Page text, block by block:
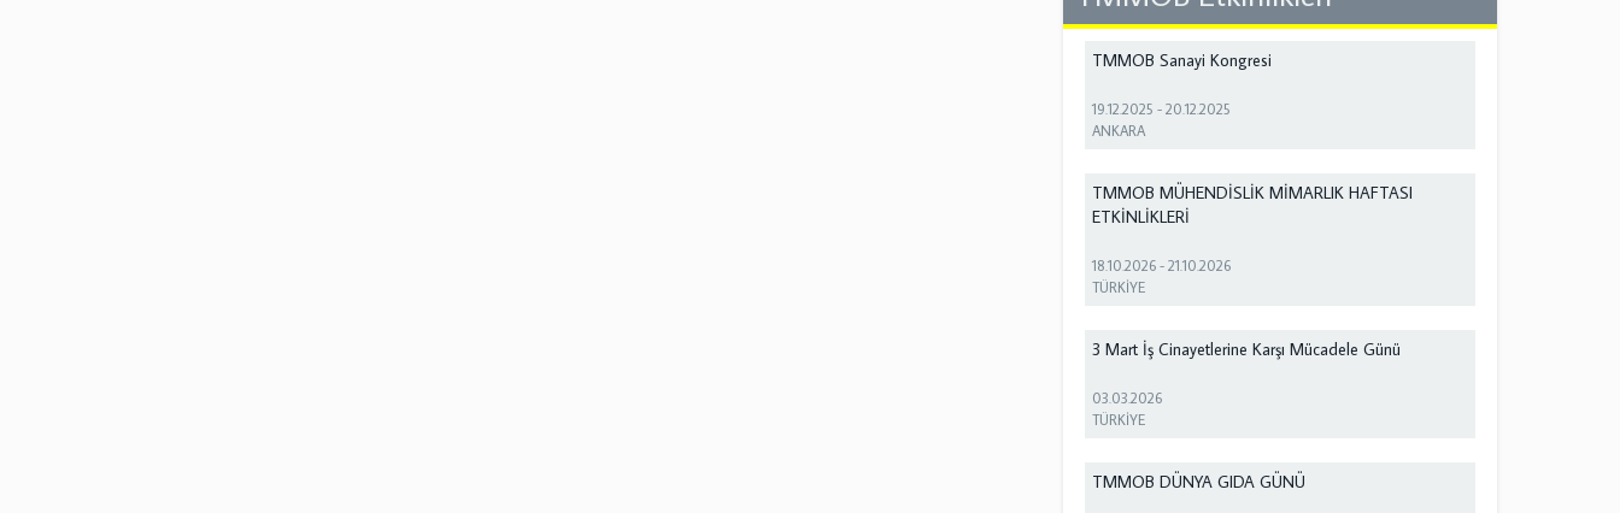
TMMOB Sanayi Kongresi
19.12.2025 -20.12.2025
ANKARA
TMMOB MÜHENDİSLİK MİMARLIK HAFTASI
ETKİNLİKLERİ
18.10.2026 -21.10.2026
TÜRKİYE
3 Mart İş Cinayetlerine Karşı Mücadele Günü
03.03.2026
TÜRKİYE
TMMOB DÜNYA GIDA GÜNÜ